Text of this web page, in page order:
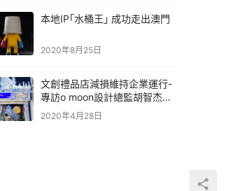
本地IP｢水桶王｣ 成功走出澳門
2020年8月25日
文創禮品店減損維持企業運行-
專訪o moon設計總監胡智杰先
生
2020年4月28日